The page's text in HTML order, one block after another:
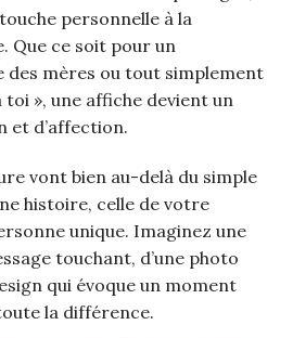
personnelle à la
Que ce soit pour un
des mères ou tout simplement
», une affiche devient un
et d’affection.
vont bien au-delà du simple
histoire, celle de votre
unique. Imaginez une
touchant, d’une photo
qui évoque un moment
la différence.